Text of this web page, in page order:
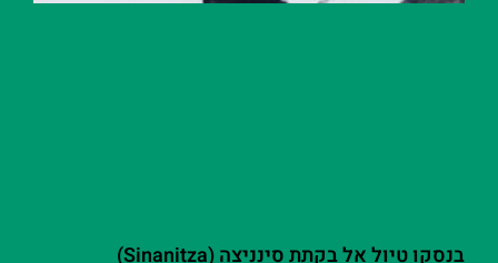
בנסקו טיול אל בקתת סינניצה (Sinanitza)